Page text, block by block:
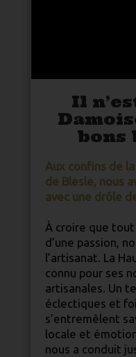
Il
bons
Aux confins de la
de Blesle, nous
avec une drôle
À croire que
d’une passion,
l’artisanat. La
connu pour ses
artisanales. Un
éclectiques et
s’entremêlent
locale et
nous a conduit